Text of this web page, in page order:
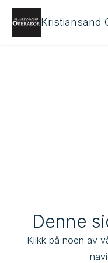
Kristiansand
Denne
Klikk på noen av